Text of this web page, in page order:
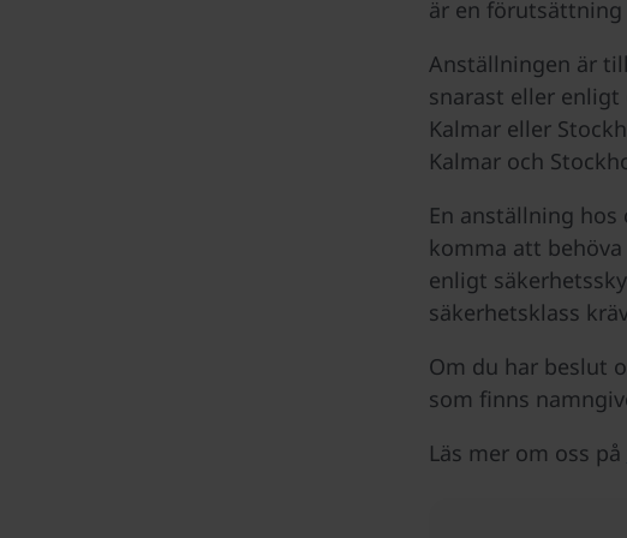
är en
Anställningen är
snarast eller
Kalmar eller
Kalmar och
En anställning
komma att
enligt
säkerhetsklass
Om du har beslut
som finns
Läs mer om oss på